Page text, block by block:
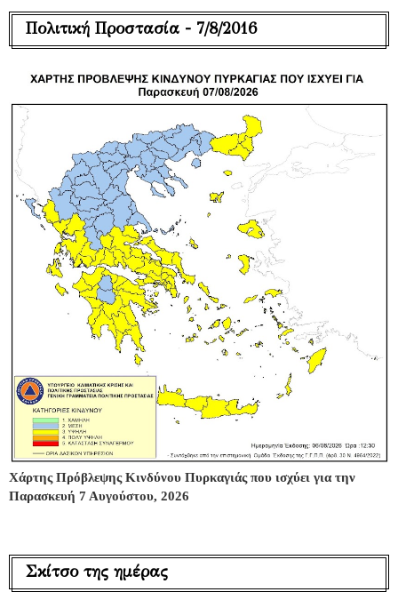
Πολιτική Προστασία - 7/8/2016
Χάρτης Πρόβλεψης Κινδύνου Πυρκαγιάς που ισχύει για την
Παρασκευή 7 Αυγούστου, 2026
Σκίτσο της ημέρας